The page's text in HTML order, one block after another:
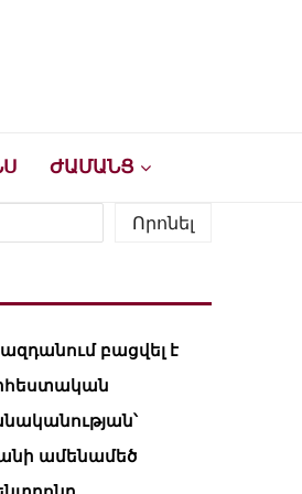
ԺԱՄԱՆՑ
Որոնել
բացվել է
ամենամեծ